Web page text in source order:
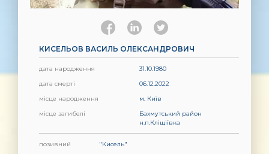
КИСЕЛЬОВ ВАСИЛЬ ОЛЕКСАНДРОВИЧ
дата народження
31.10.1980
дата смерті
06.12.2022
місце народження
м. Київ
місце загибелі
Бахмутський район
н.п.Кліщіївка
позивний
"Кисель"